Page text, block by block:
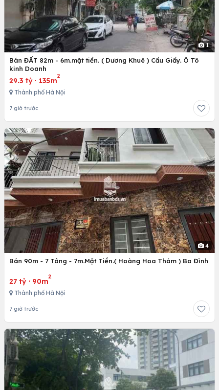
1
Bán ĐẤT 82m - 6m.mặt tiền. ( Dương Khuê ) Cầu Giấy. Ô Tô
kinh Doanh
29.3 tỷ · 135m
2
Thành phố Hà Nội
7 giờ trước
4
Bán 90m - 7 Tâng - 7m.Mặt Tiền.( Hoàng Hoa Thám ) Ba Đình
27 tỷ · 90m
2
Thành phố Hà Nội
7 giờ trước